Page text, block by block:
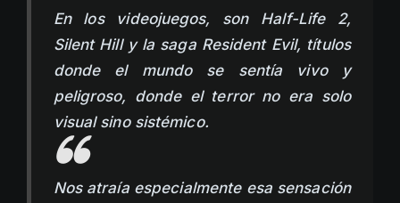
En los videojuegos, son Half-Life 2,
Silent Hill y la saga Resident Evil, títulos
donde el mundo se sentía vivo y
peligroso, donde el terror no era solo
visual sino sistémico.
Nos atraía especialmente esa sensación